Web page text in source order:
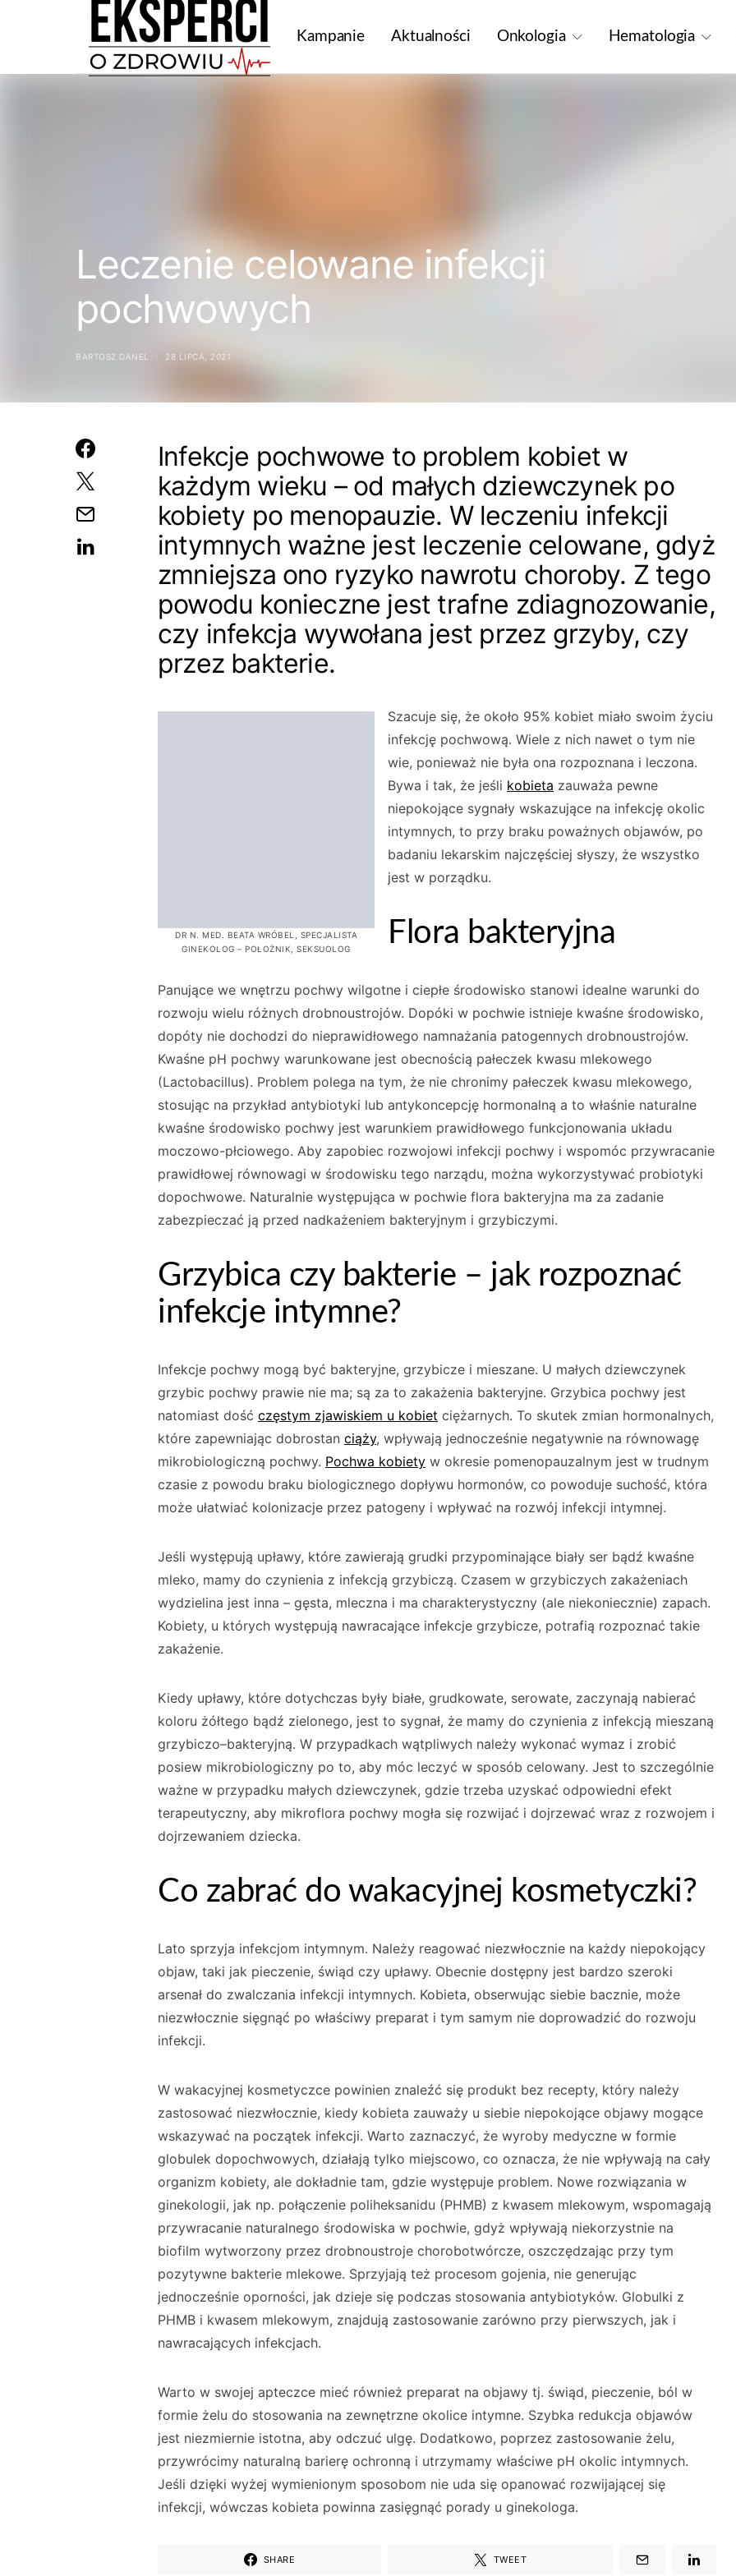
Kampanie Aktualności Onkologia Hematologia
Leczenie celowane infekcji
pochwowych
BARTOSZ DANEL 28 LIPCA, 2021
Infekcje pochwowe to problem kobiet w
każdym wieku – od małych dziewczynek po
kobiety po menopauzie. W leczeniu infekcji
intymnych ważne jest leczenie celowane, gdyż
zmniejsza ono ryzyko nawrotu choroby. Z tego
powodu konieczne jest trafne zdiagnozowanie,
czy infekcja wywołana jest przez grzyby, czy
przez bakterie.
DR N. MED. BEATA WRÓBEL, SPECJALISTA
GINEKOLOG – POŁOŻNIK, SEKSUOLOG
Szacuje się, że około 95% kobiet miało swoim życiu
infekcję pochwową. Wiele z nich nawet o tym nie
wie, ponieważ nie była ona rozpoznana i leczona.
Bywa i tak, że jeśli kobieta zauważa pewne
niepokojące sygnały wskazujące na infekcję okolic
intymnych, to przy braku poważnych objawów, po
badaniu lekarskim najczęściej słyszy, że wszystko
jest w porządku.
Flora bakteryjna
Panujące we wnętrzu pochwy wilgotne i ciepłe środowisko stanowi idealne warunki do
rozwoju wielu różnych drobnoustrojów. Dopóki w pochwie istnieje kwaśne środowisko,
dopóty nie dochodzi do nieprawidłowego namnażania patogennych drobnoustrojów.
Kwaśne pH pochwy warunkowane jest obecnością pałeczek kwasu mlekowego
(Lactobacillus). Problem polega na tym, że nie chronimy pałeczek kwasu mlekowego,
stosując na przykład antybiotyki lub antykoncepcję hormonalną a to właśnie naturalne
kwaśne środowisko pochwy jest warunkiem prawidłowego funkcjonowania układu
moczowo-płciowego. Aby zapobiec rozwojowi infekcji pochwy i wspomóc przywracanie
prawidłowej równowagi w środowisku tego narządu, można wykorzystywać probiotyki
dopochwowe. Naturalnie występująca w pochwie flora bakteryjna ma za zadanie
zabezpieczać ją przed nadkażeniem bakteryjnym i grzybiczymi.
Grzybica czy bakterie – jak rozpoznać
infekcje intymne?
Infekcje pochwy mogą być bakteryjne, grzybicze i mieszane. U małych dziewczynek
grzybic pochwy prawie nie ma; są za to zakażenia bakteryjne. Grzybica pochwy jest
natomiast dość częstym zjawiskiem u kobiet ciężarnych. To skutek zmian hormonalnych,
które zapewniając dobrostan ciąży, wpływają jednocześnie negatywnie na równowagę
mikrobiologiczną pochwy. Pochwa kobiety w okresie pomenopauzalnym jest w trudnym
czasie z powodu braku biologicznego dopływu hormonów, co powoduje suchość, która
może ułatwiać kolonizacje przez patogeny i wpływać na rozwój infekcji intymnej.
Jeśli występują upławy, które zawierają grudki przypominające biały ser bądź kwaśne
mleko, mamy do czynienia z infekcją grzybiczą. Czasem w grzybiczych zakażeniach
wydzielina jest inna – gęsta, mleczna i ma charakterystyczny (ale niekoniecznie) zapach.
Kobiety, u których występują nawracające infekcje grzybicze, potrafią rozpoznać takie
zakażenie.
Kiedy upławy, które dotychczas były białe, grudkowate, serowate, zaczynają nabierać
koloru żółtego bądź zielonego, jest to sygnał, że mamy do czynienia z infekcją mieszaną
grzybiczo–bakteryjną. W przypadkach wątpliwych należy wykonać wymaz i zrobić
posiew mikrobiologiczny po to, aby móc leczyć w sposób celowany. Jest to szczególnie
ważne w przypadku małych dziewczynek, gdzie trzeba uzyskać odpowiedni efekt
terapeutyczny, aby mikroflora pochwy mogła się rozwijać i dojrzewać wraz z rozwojem i
dojrzewaniem dziecka.
Co zabrać do wakacyjnej kosmetyczki?
Lato sprzyja infekcjom intymnym. Należy reagować niezwłocznie na każdy niepokojący
objaw, taki jak pieczenie, świąd czy upławy. Obecnie dostępny jest bardzo szeroki
arsenał do zwalczania infekcji intymnych. Kobieta, obserwując siebie bacznie, może
niezwłocznie sięgnąć po właściwy preparat i tym samym nie doprowadzić do rozwoju
infekcji.
W wakacyjnej kosmetyczce powinien znaleźć się produkt bez recepty, który należy
zastosować niezwłocznie, kiedy kobieta zauważy u siebie niepokojące objawy mogące
wskazywać na początek infekcji. Warto zaznaczyć, że wyroby medyczne w formie
globulek dopochwowych, działają tylko miejscowo, co oznacza, że nie wpływają na cały
organizm kobiety, ale dokładnie tam, gdzie występuje problem. Nowe rozwiązania w
ginekologii, jak np. połączenie poliheksanidu (PHMB) z kwasem mlekowym, wspomagają
przywracanie naturalnego środowiska w pochwie, gdyż wpływają niekorzystnie na
biofilm wytworzony przez drobnoustroje chorobotwórcze, oszczędzając przy tym
pozytywne bakterie mlekowe. Sprzyjają też procesom gojenia, nie generując
jednocześnie oporności, jak dzieje się podczas stosowania antybiotyków. Globulki z
PHMB i kwasem mlekowym, znajdują zastosowanie zarówno przy pierwszych, jak i
nawracających infekcjach.
Warto w swojej apteczce mieć również preparat na objawy tj. świąd, pieczenie, ból w
formie żelu do stosowania na zewnętrzne okolice intymne. Szybka redukcja objawów
jest niezmiernie istotna, aby odczuć ulgę. Dodatkowo, poprzez zastosowanie żelu,
przywrócimy naturalną barierę ochronną i utrzymamy właściwe pH okolic intymnych.
Jeśli dzięki wyżej wymienionym sposobom nie uda się opanować rozwijającej się
infekcji, wówczas kobieta powinna zasięgnąć porady u ginekologa.
SHARE TWEET